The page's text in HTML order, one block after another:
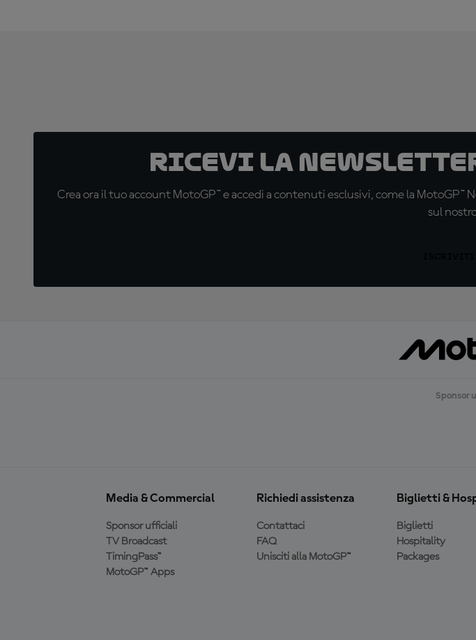
Ricevi la
Crea ora il tuo account MotoGP™ e accedi a contenuti esclusivi, come la
sul
Sponsor
Media & Commercial
Sponsor ufficiali
TV Broadcast
TimingPass™
MotoGP™ Apps
Richiedi assistenza
Contattaci
FAQ
Unisciti alla MotoGP™
Biglietti &
Biglietti
Hospitality
Packages